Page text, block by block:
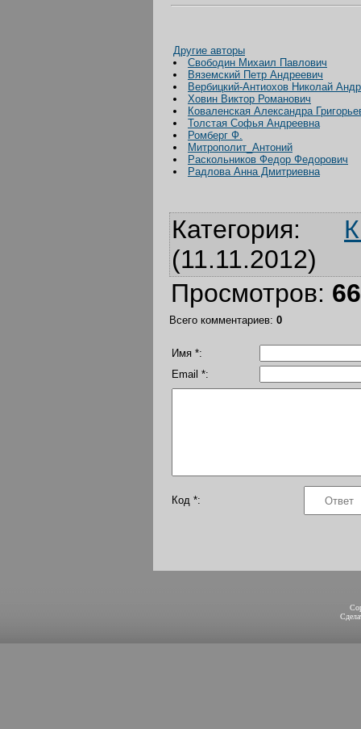
Другие авторы
Свободин Михаил Павлович
Вяземский Петр Андреевич
Вербицкий-Антиохов Николай
Ховин Виктор Романович
Коваленская Александра
Толстая Софья Андреевна
Ромберг Ф.
Митрополит_Антоний
Раскольников Федор Федорович
Радлова Анна Дмитриевна
Категория:
(11.11.2012)
Просмотров:
Всего комментариев: 0
Имя *:
Email *:
Код *: